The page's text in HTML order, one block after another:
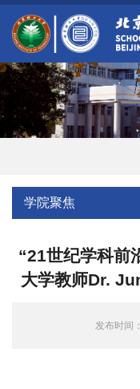
学院聚焦
“21世纪学科
大学教师Dr.
发布时间